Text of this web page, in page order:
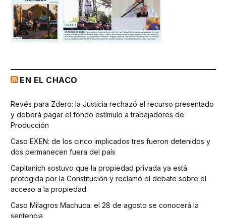
EN EL CHACO
Revés para Zdero: la Justicia rechazó el recurso presentado
y deberá pagar el fondo estímulo a trabajadores de
Producción
Caso EXEN: de los cinco implicados tres fueron detenidos y
dos permanecen fuera del país
Capitanich sostuvo que la propiedad privada ya está
protegida por la Constitución y reclamó el debate sobre el
acceso a la propiedad
Caso Milagros Machuca: el 28 de agosto se conocerá la
sentencia